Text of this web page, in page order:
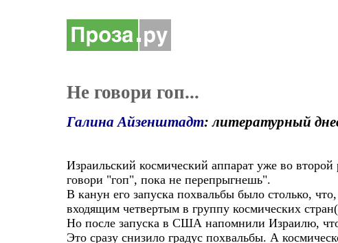
Не говори гоп...
Галина Айзенштадт: литературный
Израильский космический аппарат уже во
говори "гоп", пока не перепрыгнешь".
В канун его запуска похвальбы было столько,
входящим четвертым в группу космических
Но после запуска в США напомнили Израилю, что
Это сразу снизило градус похвальбы. А